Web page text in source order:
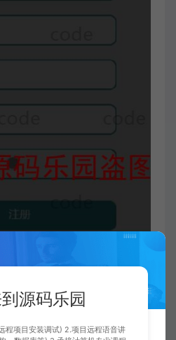
源码乐园
程项目安装调试) 2.项目远程语音讲